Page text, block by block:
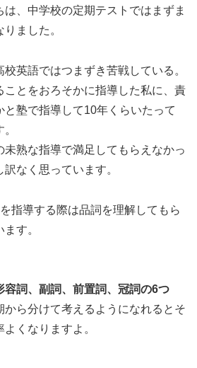
は、中学校の定期テストではまずま
ました。
英語ではつまずき苦戦している。
ことをおろそかに指導した私に、責
塾で指導して10年くらいたって
未熟な指導で満足してもらえなかっ
なく思っています。
指導する際は品詞を理解してもら
す。
容詞、副詞、前置詞、冠詞の6つ
から分けて考えるようになれるとそ
くなりますよ。